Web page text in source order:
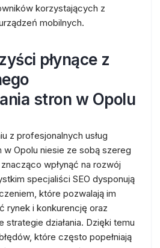
korzystających z
mobilnych.
płynące z
stron w Opolu
z profesjonalnych usług
Opolu niesie ze sobą szereg
wpłynąć na rozwój
specjaliści SEO dysponują
które pozwalają im
rynek i konkurencję oraz
działania. Dzięki temu
które często popełniają